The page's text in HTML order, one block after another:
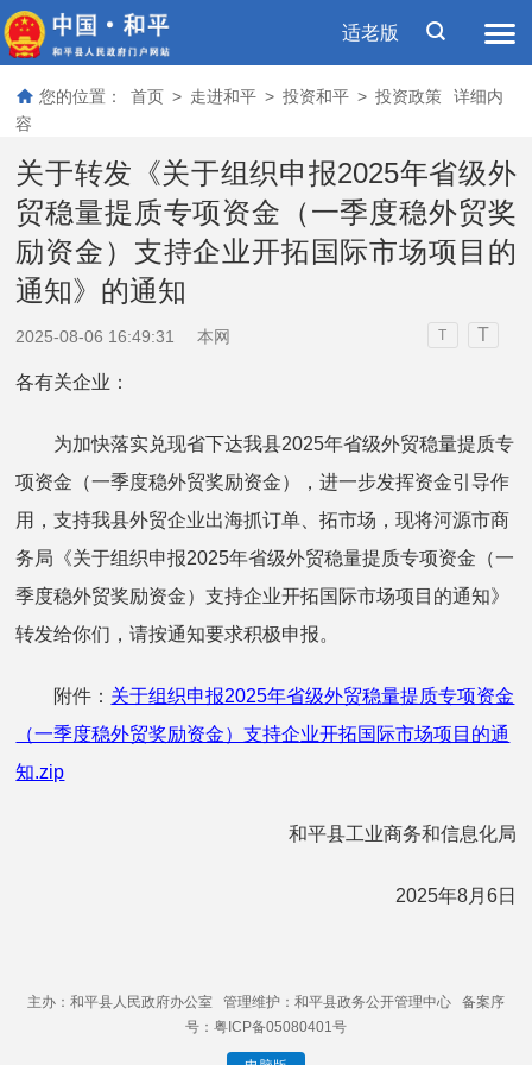
适老版
您的位置： 首页 > 走进和平 > 投资和平 > 投资政策
详细内
容
关于转发《关于组织申报2025年省级外
贸稳量提质专项资金（一季度稳外贸奖
励资金）支持企业开拓国际市场项目的
通知》的通知
2025-08-06 16:49:31 本网 T T
各有关企业：
为加快落实兑现省下达我县2025年省级外贸稳量提质专
项资金（一季度稳外贸奖励资金），进一步发挥资金引导作
用，支持我县外贸企业出海抓订单、拓市场，现将河源市商
务局《关于组织申报2025年省级外贸稳量提质专项资金（一
季度稳外贸奖励资金）支持企业开拓国际市场项目的通知》
转发给你们，请按通知要求积极申报。
附件： 关于组织申报2025年省级外贸稳量提质专项资金
（一季度稳外贸奖励资金）支持企业开拓国际市场项目的通
知.zip
和平县工业商务和信息化局
2025年8月6日
主办：和平县人民政府办公室 管理维护：和平县政务公开管理中心 备案序
号：粤ICP备05080401号